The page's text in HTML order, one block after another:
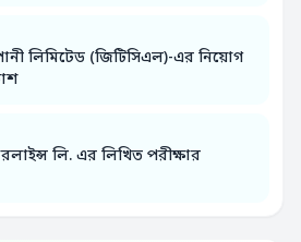
লিমিটেড (জিটিসিএল)-এর নিয়োগ
লি. এর লিখিত পরীক্ষার